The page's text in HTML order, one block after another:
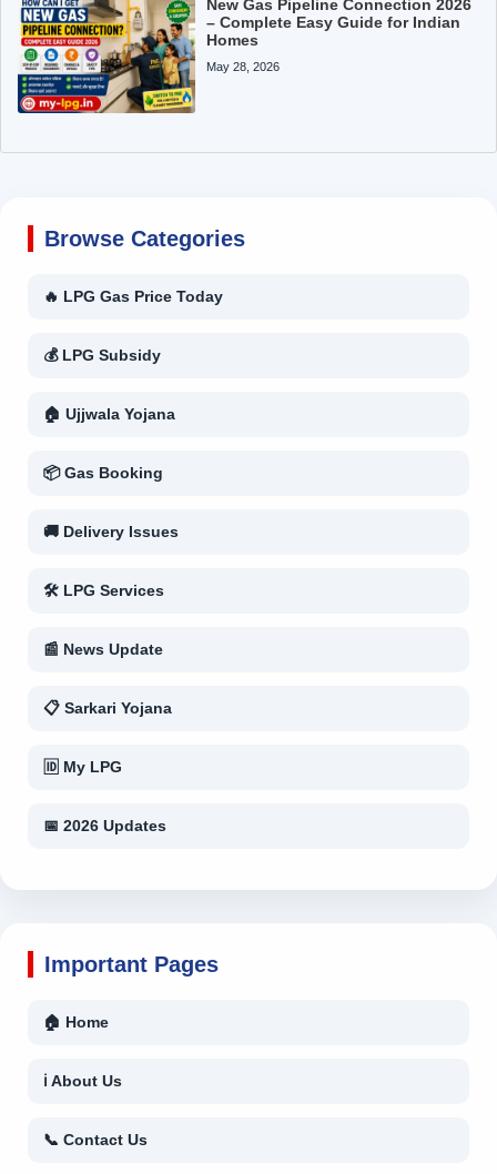
New Gas Pipeline Connection 2026
– Complete Easy Guide for Indian
Homes
May 28, 2026
Browse Categories
🔥 LPG Gas Price Today
💰 LPG Subsidy
🏠 Ujjwala Yojana
📦 Gas Booking
🚚 Delivery Issues
🛠 LPG Services
📰 News Update
📋 Sarkari Yojana
🆔 My LPG
📅 2026 Updates
Important Pages
🏠 Home
ℹ About Us
📞 Contact Us